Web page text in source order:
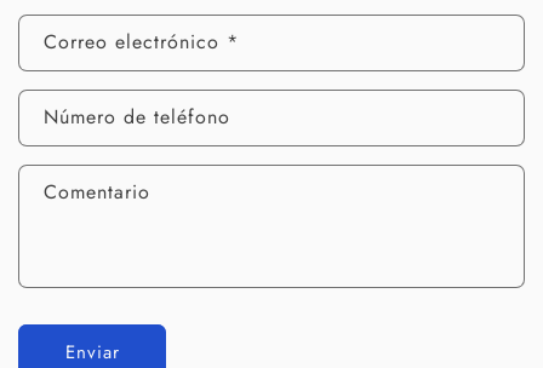
Correo electrónico *
Número de teléfono
Comentario
Enviar